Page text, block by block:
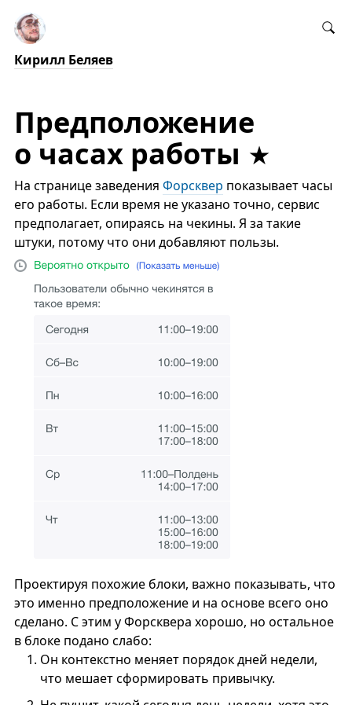
Кирилл Беляев
Предположение
о часах работы
На странице заведения Форсквер показывает часы
его работы. Если время не указано точно, сервис
предполагает, опираясь на чекины. Я за такие
штуки, потому что они добавляют пользы.
Проектируя похожие блоки, важно показывать, что
это именно предположение и на основе всего оно
сделано. С этим у Форсквера хорошо, но остальное
в блоке подано слабо:
Он контекстно меняет порядок дней недели,
что мешает сформировать привычку.